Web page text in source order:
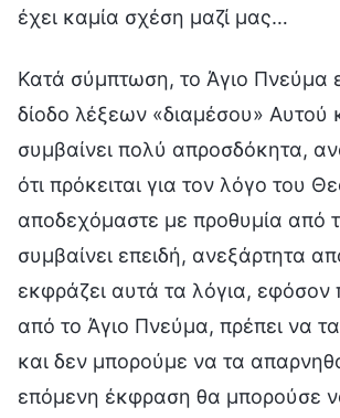
έχει καμία σχέση μαζί μας…
Κατά σύμπτωση, το Άγιο Πνεύμα
δίοδο λέξεων «διαμέσου» Αυτού
συμβαίνει πολύ απροσδόκητα,
ότι πρόκειται για τον λόγο του
αποδεχόμαστε με προθυμία από
συμβαίνει επειδή, ανεξάρτητα
εκφράζει αυτά τα λόγια, εφόσον
από το Άγιο Πνεύμα, πρέπει να
και δεν μπορούμε να τα
επόμενη έκφραση θα μπορούσε